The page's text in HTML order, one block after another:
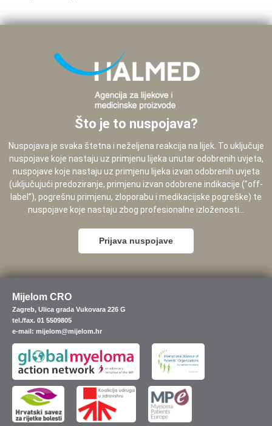
Što je to nuspojava?
Nuspojava je svaka štetna i neželjena reakcija na lijek. To uključuje
nuspojave koje nastaju uz primjenu lijeka unutar odobrenih uvjeta,
nuspojave koje nastaju uz primjenu lijeka izvan odobrenih uvjeta
(uključujući predoziranje, primjenu izvan odobrene indikacije (”off-
label”), pogrešnu primjenu, zloporabu i medikacijske pogreške) te
nuspojave koje nastaju zbog profesionalne izloženosti...
Prijava nuspojave
Mijelom CRO
Zagreb, Ulica grada Vukovara 226 G
tel./fax. 01 5509805
e-mail: mijelom@mijelom.hr